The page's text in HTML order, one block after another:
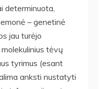
determinuota,
– genetinė
jau turėjo
tėvų
tyrimus (esant
anksti nustatyti